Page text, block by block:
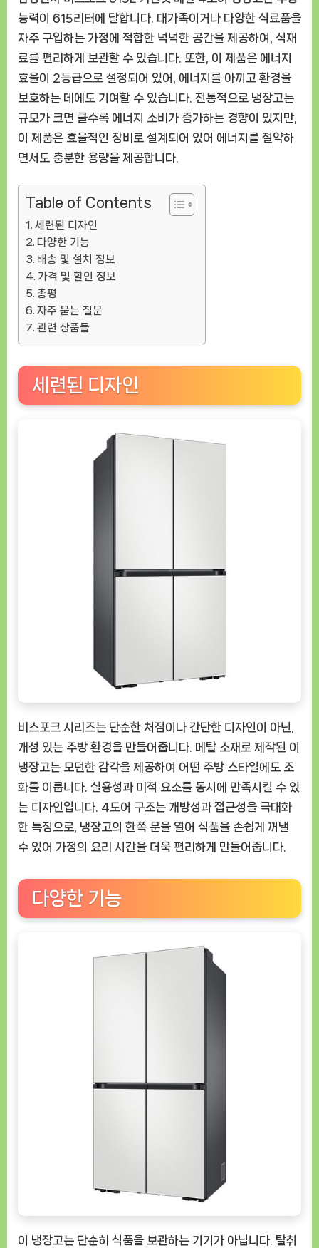
능력이 615리터에 달합니다. 대가족이거나 다양한 식료품을
자주 구입하는 가정에 적합한 넉넉한 공간을 제공하여, 식재
료를 편리하게 보관할 수 있습니다. 또한, 이 제품은 에너지
효율이 2등급으로 설정되어 있어, 에너지를 아끼고 환경을
보호하는 데에도 기여할 수 있습니다. 전통적으로 냉장고는
규모가 크면 클수록 에너지 소비가 증가하는 경향이 있지만,
이 제품은 효율적인 장비로 설계되어 있어 에너지를 절약하
면서도 충분한 용량을 제공합니다.
Table of Contents
세련된 디자인
다양한 기능
배송 및 설치 정보
가격 및 할인 정보
총평
자주 묻는 질문
관련 상품들
세련된 디자인
비스포크 시리즈는 단순한 처짐이나 간단한 디자인이 아닌,
개성 있는 주방 환경을 만들어줍니다. 메탈 소재로 제작된 이
냉장고는 모던한 감각을 제공하여 어떤 주방 스타일에도 조
화를 이룹니다. 실용성과 미적 요소를 동시에 만족시킬 수 있
는 디자인입니다. 4도어 구조는 개방성과 접근성을 극대화
한 특징으로, 냉장고의 한쪽 문을 열어 식품을 손쉽게 꺼낼
수 있어 가정의 요리 시간을 더욱 편리하게 만들어줍니다.
다양한 기능
이 냉장고는 단순히 식품을 보관하는 기기가 아닙니다. 탈취